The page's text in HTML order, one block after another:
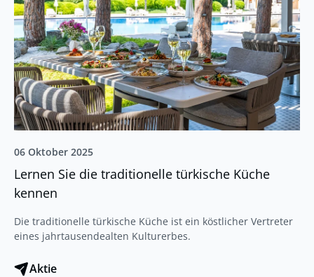
06 Oktober 2025
Lernen Sie die traditionelle türkische Küche
kennen
Die traditionelle türkische Küche ist ein köstlicher Vertreter
eines jahrtausendealten Kulturerbes.
Aktie